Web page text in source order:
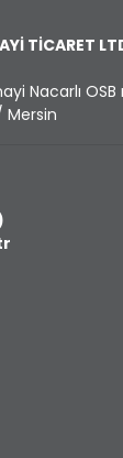
TİCARET
Nacarlı
Mersin